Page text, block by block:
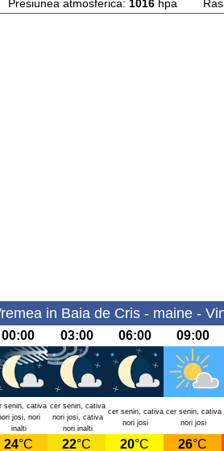
atmosferica: 1016 hpa
in Baia de Cris - maine -
00:00 03:00 06:00 09:00
senin, cativa
josi, nori
inalti
cer senin, cativa
nori josi, cativa
nori inalti
cer senin, cativa
nori josi
cer senin, cativa
nori josi
24°C 22°C 20°C 26°C